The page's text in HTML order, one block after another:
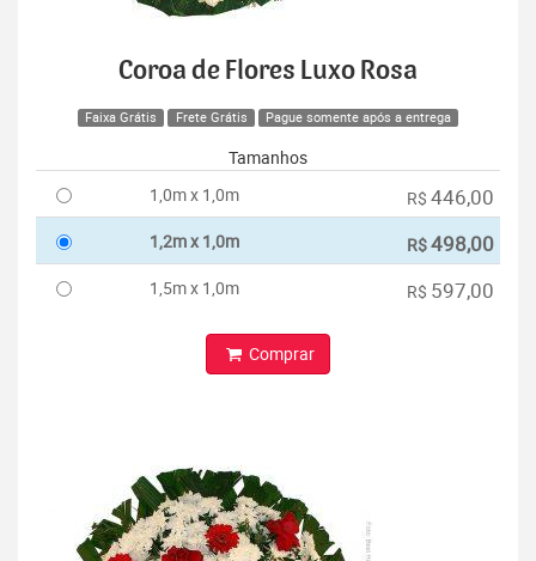
Coroa de Flores Luxo Rosa
Faixa Grátis Frete Grátis Pague somente após a entrega
Tamanhos
1,0m x 1,0m
R$ 446,00
1,2m x 1,0m R$498,00
1,5m x 1,0m R$ 597,00
Comprar